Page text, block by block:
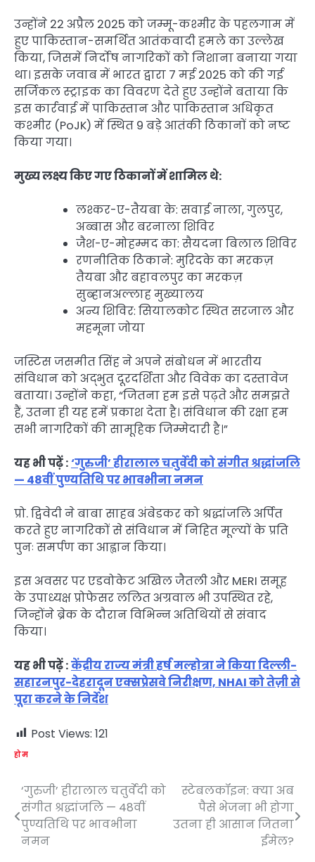
उन्होंने 22 अप्रैल 2025 को जम्मू-कश्मीर के पहलगाम में
हुए पाकिस्तान-समर्थित आतंकवादी हमले का उल्लेख
किया, जिसमें निर्दोष नागरिकों को निशाना बनाया गया
था। इसके जवाब में भारत द्वारा 7 मई 2025 को की गई
सर्जिकल स्ट्राइक का विवरण देते हुए उन्होंने बताया कि
इस कार्रवाई में पाकिस्तान और पाकिस्तान अधिकृत
कश्मीर (PoJK) में स्थित 9 बड़े आतंकी ठिकानों को नष्ट
किया गया।
मुख्य लक्ष्य किए गए ठिकानों में शामिल थे:
लश्कर-ए-तैयबा के: सवाई नाला, गुलपुर,
अब्बास और बरनाला शिविर
जैश-ए-मोहम्मद का: सैयदना बिलाल शिविर
रणनीतिक ठिकाने: मुरिदके का मरकज़
तैयबा और बहावलपुर का मरकज़
सुब्हानअल्लाह मुख्यालय
अन्य शिविर: सियालकोट स्थित सरजाल और
महमूना जोया
जस्टिस जसमीत सिंह ने अपने संबोधन में भारतीय
संविधान को अद्भुत दूरदर्शिता और विवेक का दस्तावेज
बताया। उन्होंने कहा, “जितना हम इसे पढ़ते और समझते
हैं, उतना ही यह हमें प्रकाश देता है। संविधान की रक्षा हम
सभी नागरिकों की सामूहिक जिम्मेदारी है।”
यह भी पढ़ें :‘गुरुजी’ हीरालाल चतुर्वेदी को संगीत श्रद्धांजलि
— 48वीं पुण्यतिथि पर भावभीना नमन
प्रो. द्विवेदी ने बाबा साहब अंबेडकर को श्रद्धांजलि अर्पित
करते हुए नागरिकों से संविधान में निहित मूल्यों के प्रति
पुनः समर्पण का आह्वान किया।
इस अवसर पर एडवोकेट अखिल जैतली और MERI समूह
के उपाध्यक्ष प्रोफेसर ललित अग्रवाल भी उपस्थित रहे,
जिन्होंने ब्रेक के दौरान विभिन्न अतिथियों से संवाद
किया।
यह भी पढ़ें :केंद्रीय राज्य मंत्री हर्ष मल्होत्रा ने किया दिल्ली-
सहारनपुर-देहरादून एक्सप्रेसवे निरीक्षण, NHAI को तेज़ी से
पूरा करने के निर्देश
Post Views: 121
होम
Post
navigation
‘गुरुजी’ हीरालाल चतुर्वेदी को
संगीत श्रद्धांजलि — 48वीं
पुण्यतिथि पर भावभीना
नमन
स्टेबलकॉइन: क्या अब
पैसे भेजना भी होगा
उतना ही आसान जितना
ईमेल?